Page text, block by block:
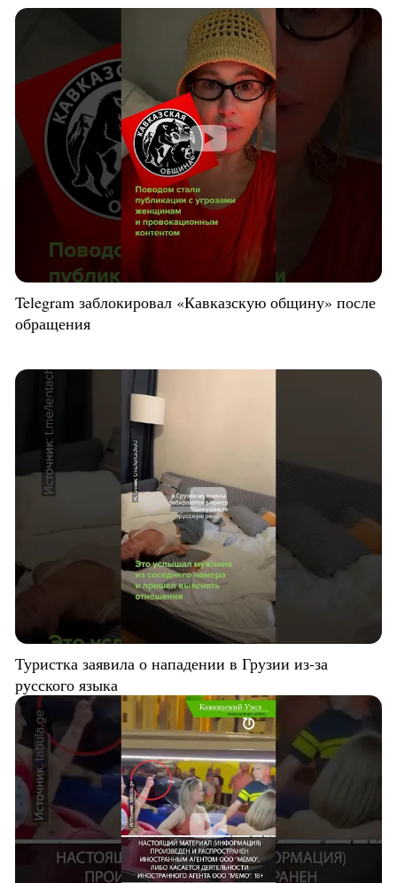
Telegram заблокировал «Кавказскую общину» после
обращения
Туристка заявила о нападении в Грузии из-за
русского языка